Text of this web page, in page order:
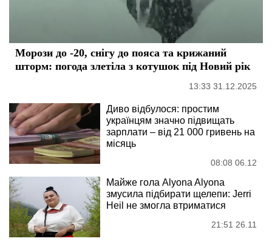
Морози до -20, снігу до пояса та крижаний
шторм: погода злетіла з котушок під Новий рік
13:33 31.12.2025
Диво відбулося: простим
українцям значно підвищать
зарплати – від 21 000 гривень на
місяць
08:08 06.12
Майже гола Alyona Alyona
змусила підбирати щелепи: Jerri
Heil не змогла втриматися
21:51 26.11